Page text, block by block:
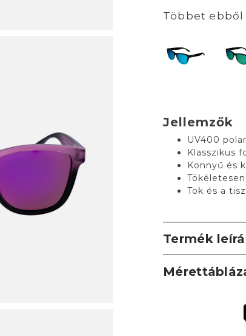
Többet ebből
Jellemzők
UV400
Klasszikus
Könnyű és
Tok és a
Termék